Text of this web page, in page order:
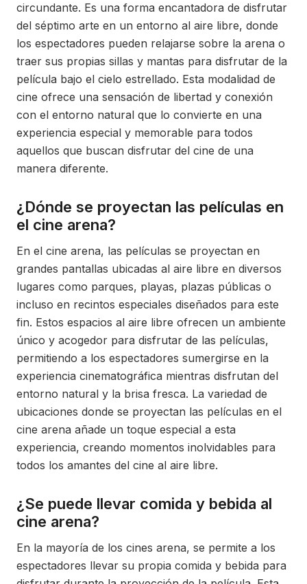
circundante. Es una forma encantadora de disfrutar
del séptimo arte en un entorno al aire libre, donde
los espectadores pueden relajarse sobre la arena o
traer sus propias sillas y mantas para disfrutar de la
película bajo el cielo estrellado. Esta modalidad de
cine ofrece una sensación de libertad y conexión
con el entorno natural que lo convierte en una
experiencia especial y memorable para todos
aquellos que buscan disfrutar del cine de una
manera diferente.
¿Dónde se proyectan las películas en
el cine arena?
En el cine arena, las películas se proyectan en
grandes pantallas ubicadas al aire libre en diversos
lugares como parques, playas, plazas públicas o
incluso en recintos especiales diseñados para este
fin. Estos espacios al aire libre ofrecen un ambiente
único y acogedor para disfrutar de las películas,
permitiendo a los espectadores sumergirse en la
experiencia cinematográfica mientras disfrutan del
entorno natural y la brisa fresca. La variedad de
ubicaciones donde se proyectan las películas en el
cine arena añade un toque especial a esta
experiencia, creando momentos inolvidables para
todos los amantes del cine al aire libre.
¿Se puede llevar comida y bebida al
cine arena?
En la mayoría de los cines arena, se permite a los
espectadores llevar su propia comida y bebida para